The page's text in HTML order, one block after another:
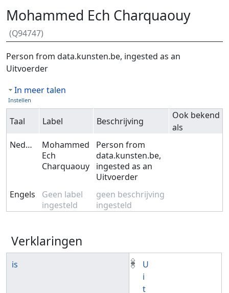
Mohammed Ech Charquaouy
(Q94747)
Ga naar:navigatie,zoeken
Person from data.kunsten.be, ingested as an
Uitvoerder
In meer talen
Instellen
Taal Label Beschrijving
Ook bekend
als
Nederlands
Mohammed
Ech
Charquaouy
Person from
data.kunsten.be,
ingested as an
Uitvoerder
Engels
Geen label
ingesteld
geen beschrijving
ingesteld
Verklaringen
is
U
i
t